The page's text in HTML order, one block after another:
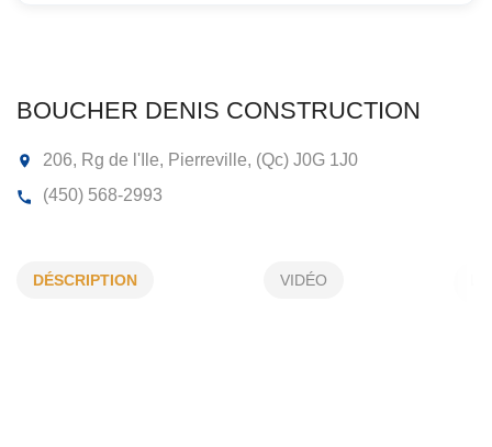
BOUCHER DENIS CONSTRUCTION
DÉSCRIPTION VIDÉO